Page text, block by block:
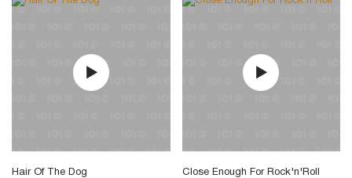
Hair Of The Dog Close Enough For Rock'n'Roll